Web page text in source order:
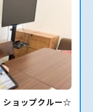
ショップクルー☆